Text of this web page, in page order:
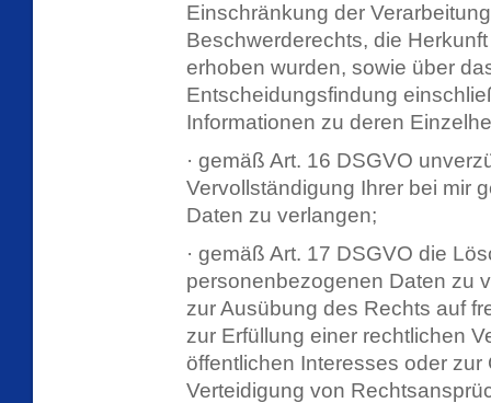
Einschränkung der
Beschwerderechts, die
erhoben wurden, sowie über
Entscheidungsfindung
Informationen zu deren
· gemäß Art. 16 DSGVO
Vervollständigung Ihrer bei mir
Daten zu verlangen;
· gemäß Art. 17 DSGVO die
personenbezogenen Daten zu
zur Ausübung des Rechts auf
zur Erfüllung einer rechtlichen
öffentlichen Interesses oder
Verteidigung von